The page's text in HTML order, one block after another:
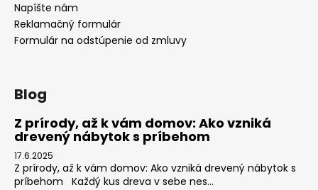
Napíšte nám
Reklamačný formulár
Formulár na odstúpenie od zmluvy
Blog
Z prírody, až k vám domov: Ako vzniká
drevený nábytok s príbehom
17.6.2025
Z prírody, až k vám domov: Ako vzniká drevený nábytok s
príbehom Každý kus dreva v sebe nes...